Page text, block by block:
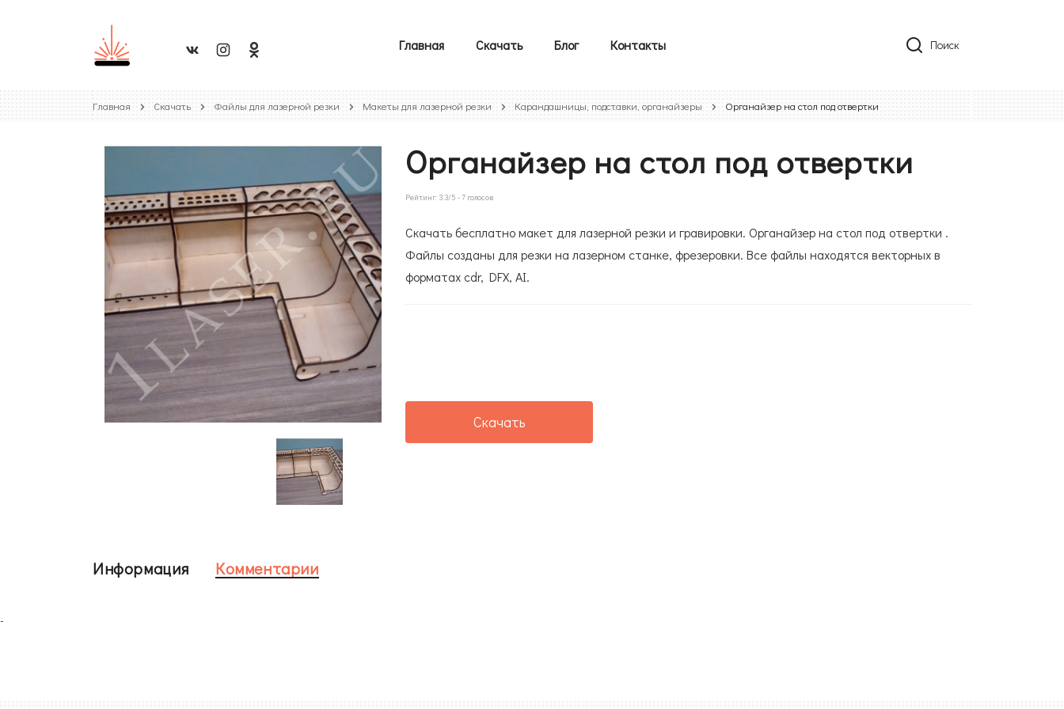
Главная Скачать Блог Контакты Поиск
Главная Скачать Файлы для лазерной резки Макеты для лазерной резки Карандашницы, подставки, органайзеры Органайзер на стол под отвертки
Органайзер на стол под отвертки
Рейтинг: 3.3/5 -7 голосов
Скачать бесплатно макет для лазерной резки и гравировки. Органайзер на стол под отвертки .
Файлы созданы для резки на лазерном станке, фрезеровки. Все файлы находятся векторных в
форматах cdr, DFX, AI.
Скачать
Информация Комментарии
-